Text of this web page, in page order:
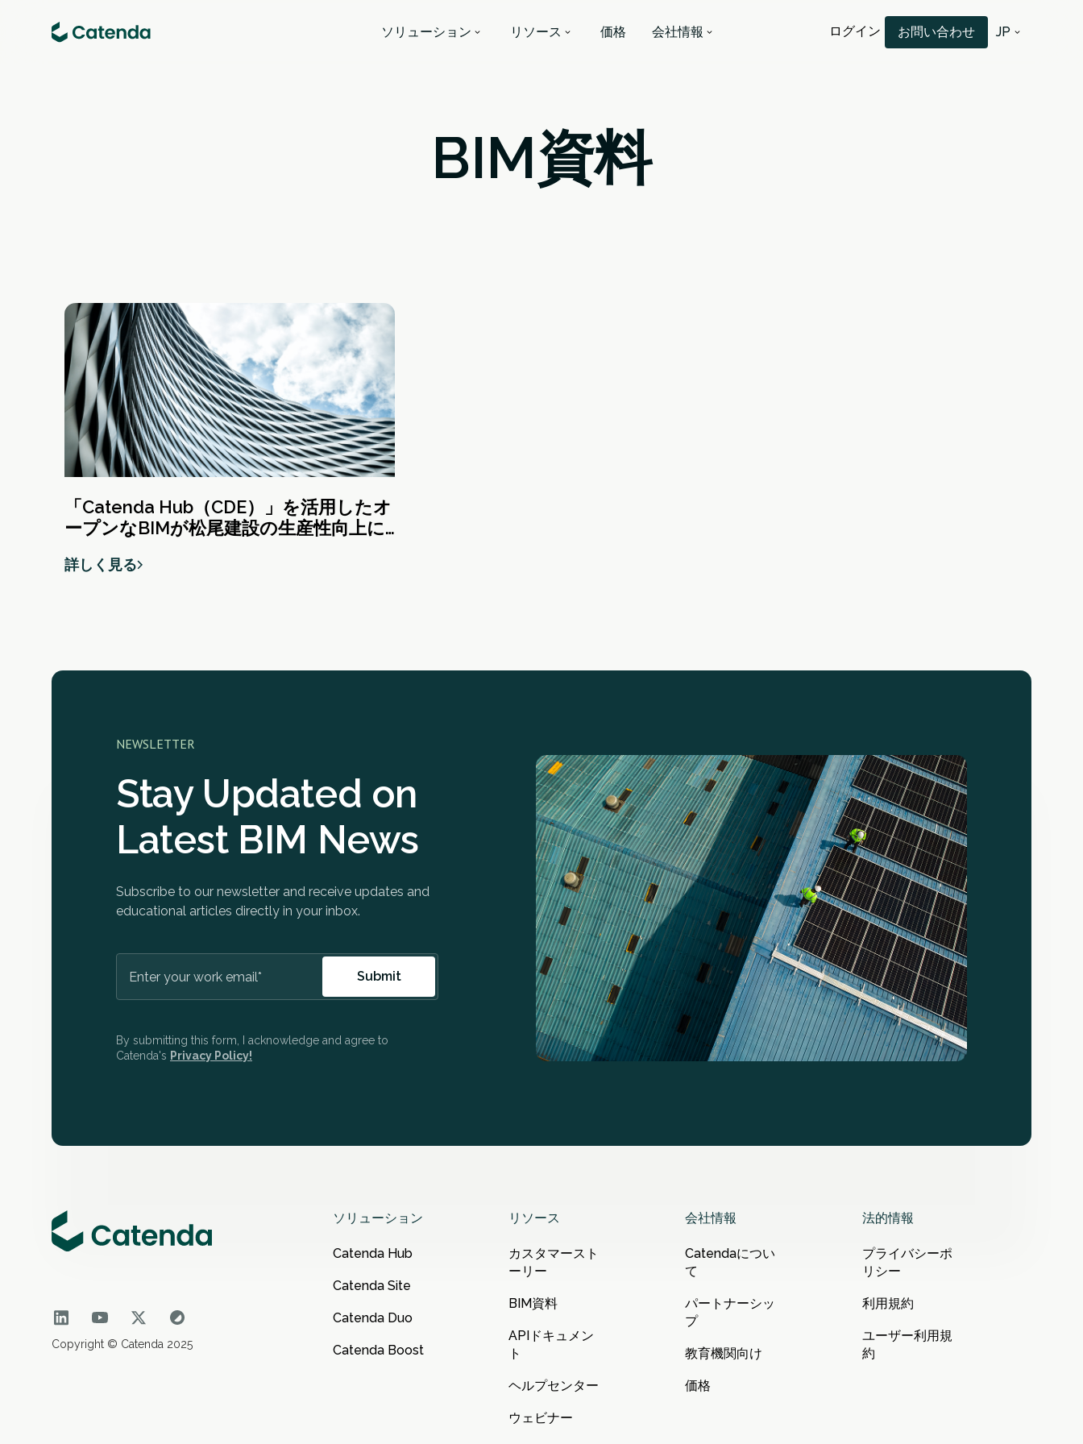
ソリューション リソース 価格 会社情報 ログイン お問い合わせ JP
BIM資料
「Catenda Hub（CDE）」を活用したオ
ープンなBIMが松尾建設の生産性向上に
詳しく見る
NEWSLETTER
Stay Updated on
Latest BIM News
Subscribe to our newsletter and receive updates and
educational articles directly in your inbox.
By submitting this form, I acknowledge and agree to
Catenda's Privacy Policy!
Copyright © Catenda 2025
ソリューション
Catenda Hub
Catenda Site
Catenda Duo
Catenda Boost
リソース
カスタマースト
ーリー
BIM資料
APIドキュメン
ト
ヘルプセンター
ウェビナー
会社情報
Catendaについ
て
パートナーシッ
プ
教育機関向け
価格
法的情報
プライバシーポ
リシー
利用規約
ユーザー利用規
約